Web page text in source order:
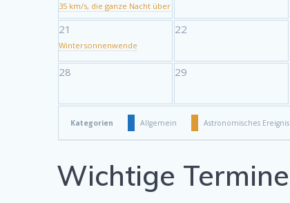
35 km/s, die ganze Nacht über
21
Wintersonnenwende
22
28 29
Kategorien Allgemein Astronomisches Ereignis
Wichtige Termine